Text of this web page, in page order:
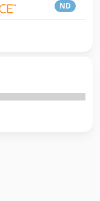
ND